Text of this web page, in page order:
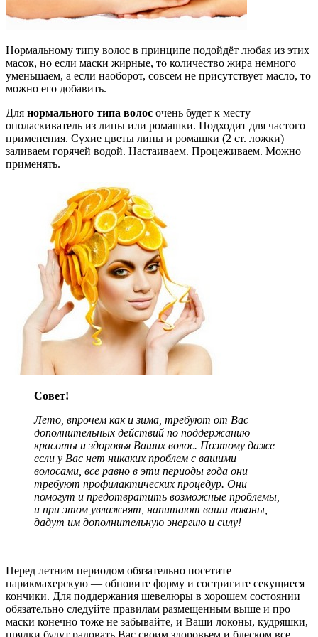
Нормальному типу волос в принципе подойдёт любая из этих
масок, но если маски жирные, то количество жира немного
уменьшаем, а если наоборот, совсем не присутствует масло, то
можно его добавить.
Для нормального типа волос очень будет к месту
ополаскиватель из липы или ромашки. Подходит для частого
применения. Сухие цветы липы и ромашки (2 ст. ложки)
заливаем горячей водой. Настаиваем. Процеживаем. Можно
применять.
Совет!
Лето, впрочем как и зима, требуют от Вас
дополнительных действий по поддержанию
красоты и здоровья Ваших волос. Поэтому даже
если у Вас нет никаких проблем с вашими
волосами, все равно в эти периоды года они
требуют профилактических процедур. Они
помогут и предотвратить возможные проблемы,
и при этом увлажнят, напитают ваши локоны,
дадут им дополнительную энергию и силу!
Перед летним периодом обязательно посетите
парикмахерскую — обновите форму и состригите секущиеся
кончики. Для поддержания шевелюры в хорошем состоянии
обязательно следуйте правилам размещенным выше и про
маски конечно тоже не забывайте, и Ваши локоны, кудряшки,